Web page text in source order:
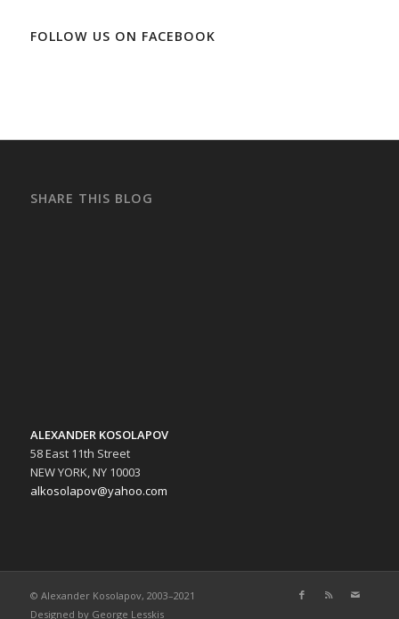
FOLLOW US ON FACEBOOK
SHARE THIS BLOG
ALEXANDER KOSOLAPOV
58 East 11th Street
NEW YORK, NY 10003
alkosolapov@yahoo.com
© Alexander Kosolapov, 2003–2021
Designed by George Lesskis